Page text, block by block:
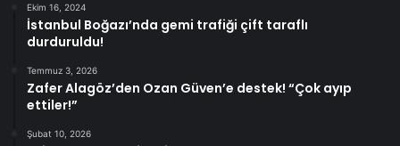
Ekim 16, 2024
İstanbul Boğazı’nda gemi trafiği çift taraflı
durduruldu!
Temmuz 3, 2026
Zafer Alagöz’den Ozan Güven’e destek! “Çok ayıp
ettiler!”
Şubat 10, 2026